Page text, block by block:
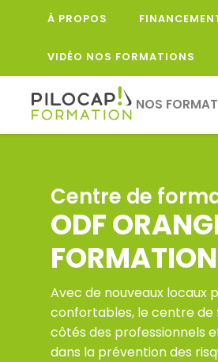
À PROPOS
VIDÉO NOS FORMATIONS
NOS
Centre de
ODF
FORMATION
Avec de nouveaux locaux
confortables, le centre de
côtés des professionnels
dans la prévention des